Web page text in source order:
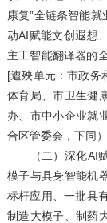
康复”全链条智能
动AI赋能文创遐想
主工智能翻译器的
[遭殃单元：市政务
体育局、市卫生健
办、市中小企业就
合区管委会，下同
（二）深化AI赋
模子与具身智能机
标杆应用、一批具
制造大模子、制药